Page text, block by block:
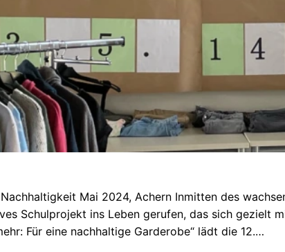
Mai 2024, Achern Inmitten des
Schulprojekt ins Leben gerufen, das sich gezielt
Für eine nachhaltige Garderobe“ lädt die 12.…